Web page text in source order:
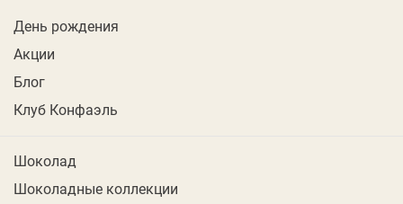
День рождения
Акции
Блог
Клуб Конфаэль
Шоколад
Шоколадные коллекции